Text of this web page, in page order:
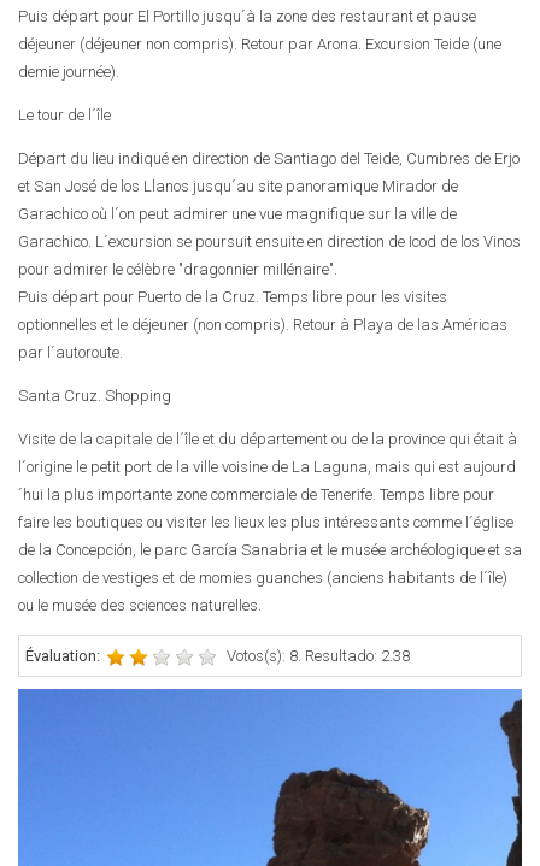
Puis départ pour El Portillo jusqu´à la zone des restaurant et pause
déjeuner (déjeuner non compris). Retour par Arona. Excursion Teide (une
demie journée).
Le tour de l´île
Départ du lieu indiqué en direction de Santiago del Teide, Cumbres de Erjo
et San José de los Llanos jusqu´au site panoramique Mirador de
Garachico où l´on peut admirer une vue magnifique sur la ville de
Garachico. L´excursion se poursuit ensuite en direction de Icod de los Vinos
pour admirer le célèbre "dragonnier millénaire".
Puis départ pour Puerto de la Cruz. Temps libre pour les visites
optionnelles et le déjeuner (non compris). Retour à Playa de las Américas
par l´autoroute.
Santa Cruz. Shopping
Visite de la capitale de l´île et du département ou de la province qui était à
l´origine le petit port de la ville voisine de La Laguna, mais qui est aujourd
´hui la plus importante zone commerciale de Tenerife. Temps libre pour
faire les boutiques ou visiter les lieux les plus intéressants comme l´église
de la Concepción, le parc García Sanabria et le musée archéologique et sa
collection de vestiges et de momies guanches (anciens habitants de l´île)
ou le musée des sciences naturelles.
Évaluation: Votos(s): 8. Resultado: 2.38